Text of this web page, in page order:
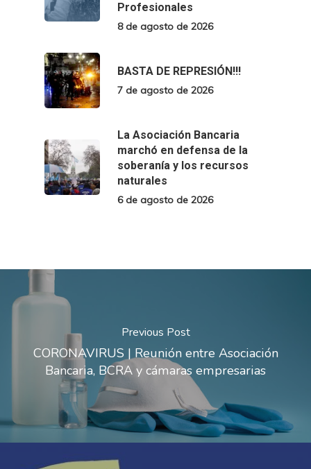
Profesionales
8 de agosto de 2026
BASTA DE REPRESIÓN!!!
7 de agosto de 2026
La Asociación Bancaria
marchó en defensa de la
soberanía y los recursos
naturales
6 de agosto de 2026
Previous Post
CORONAVIRUS | Reunión entre Asociación
Bancaria, BCRA y cámaras empresarias